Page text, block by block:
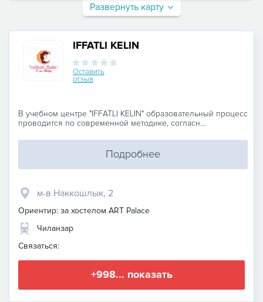
Развернуть карту
IFFATLI KELIN
Оставить
отзыв
В учебном центре "IFFATLI KELIN" образовательный процесс
проводится по современной методике, согласн...
Подробнее
м-в Наккошлык, 2
Ориентир: за хостелом ART Palace
Чиланзар
Связаться:
+998... показать